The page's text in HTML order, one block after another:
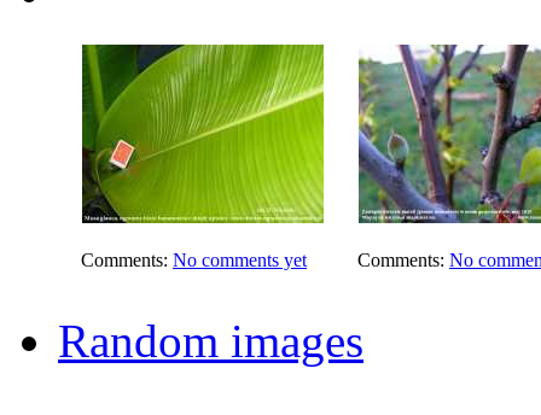
Comments: No comments yet Comments: No
Random images